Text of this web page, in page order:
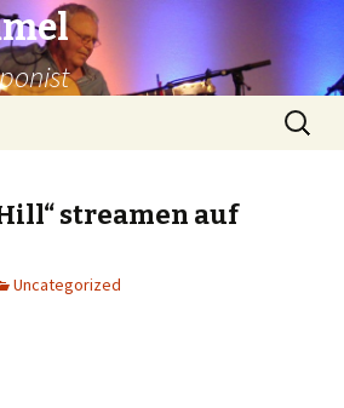
Suchen
nach:
streamen auf
Uncategorized